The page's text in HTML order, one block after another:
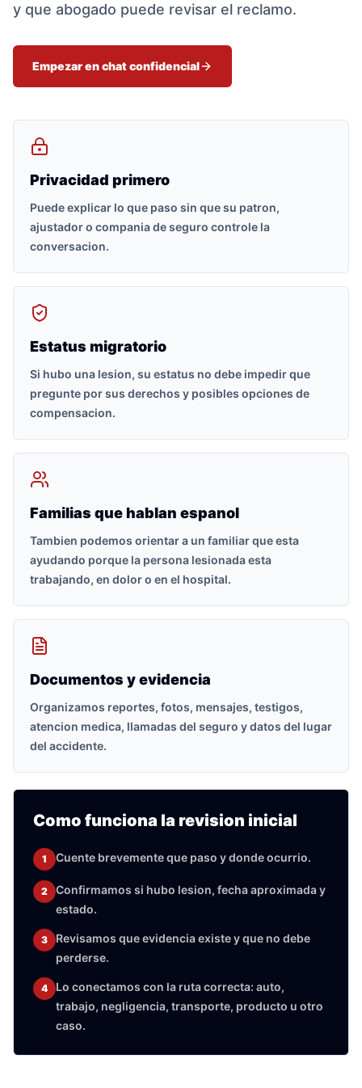
y que abogado puede revisar el reclamo.
Empezar en chat confidencial
Privacidad primero
Puede explicar lo que paso sin que su patron,
ajustador o compania de seguro controle la
conversacion.
Estatus migratorio
Si hubo una lesion, su estatus no debe impedir que
pregunte por sus derechos y posibles opciones de
compensacion.
Familias que hablan espanol
Tambien podemos orientar a un familiar que esta
ayudando porque la persona lesionada esta
trabajando, en dolor o en el hospital.
Documentos y evidencia
Organizamos reportes, fotos, mensajes, testigos,
atencion medica, llamadas del seguro y datos del lugar
del accidente.
Como funciona la revision inicial
1 Cuente brevemente que paso y donde ocurrio.
2
Confirmamos si hubo lesion, fecha aproximada y
estado.
3
Revisamos que evidencia existe y que no debe
perderse.
4
Lo conectamos con la ruta correcta: auto,
trabajo, negligencia, transporte, producto u otro
caso.